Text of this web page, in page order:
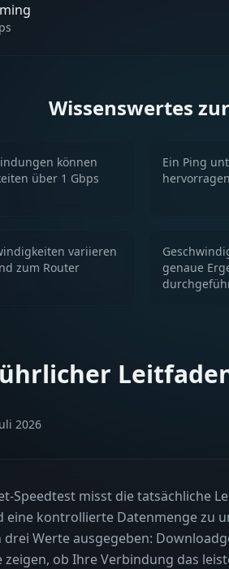
Wissenswertes
können
über 1 Gbps
Ein Ping
variieren
zum Router
genaue
2026
Speedtest misst die tatsächliche
eine kontrollierte Datenmenge zu
drei Werte ausgegeben:
zeigen, ob Ihre Verbindung das